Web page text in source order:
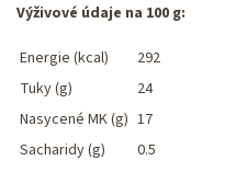
Výživové údaje na 100 g:
Energie (kcal)
292
Tuky (g)
24
Nasycené MK (g) 17
Sacharidy (g)
0.5